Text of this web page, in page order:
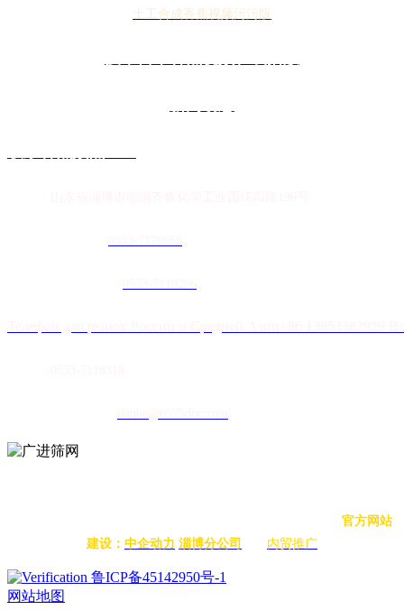
土工合成香蕉视频污污版
官方网站
建设： 中企动力 淄博分公司 内贸推广
鲁ICP备45142950号-1
网站地图